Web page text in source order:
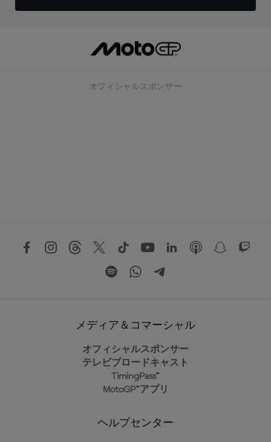
オフィシャルスポンサー
メディア＆コマーシャル
オフィシャルスポンサー
テレビブロードキャスト
TimingPass™
MotoGP™アプリ
ヘルプセンター